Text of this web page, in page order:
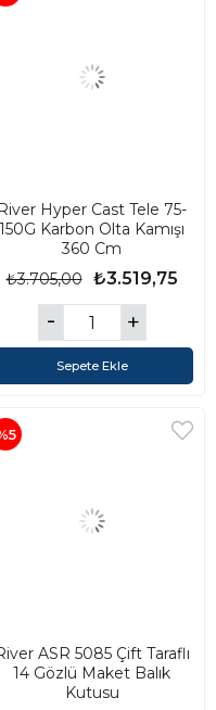
River Hyper Cast Tele 75-
150G Karbon Olta Kamışı
360 Cm
₺3.519,75
₺3.705,00
Sepete Ekle
ASR 5085 Çift Taraflı
14 Gözlü Maket Balık
Kutusu